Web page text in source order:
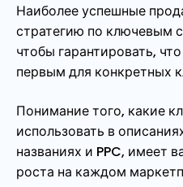
Наиболее успешные
стратегию по ключевым
чтобы гарантировать,
первым для конкретных
Понимание того, какие
использовать в
названиях и PPC, имеет
роста на каждом